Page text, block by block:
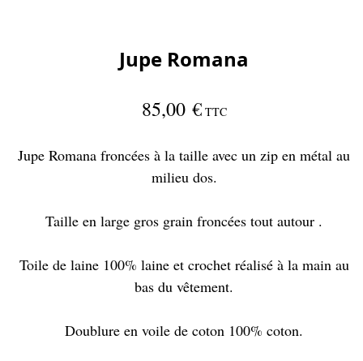
Jupe Romana
85,00 € TTC
Jupe Romana froncées à la taille avec un zip en métal au
milieu dos.
Taille en large gros grain froncées tout autour .
Toile de laine 100% laine et crochet réalisé à la main au
bas du vêtement.
Doublure en voile de coton 100% coton.